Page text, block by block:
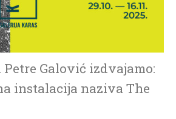
Galović izdvajamo:
instalacija naziva The